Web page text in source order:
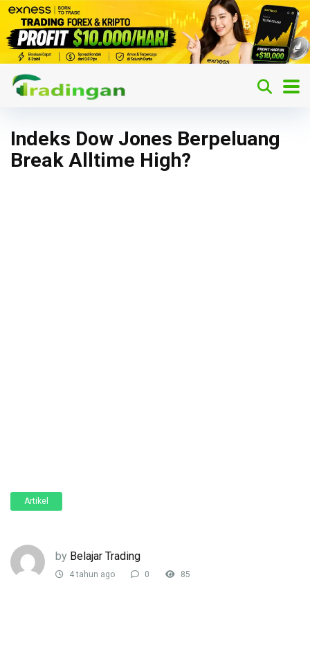
Indeks Dow Jones Berpeluang
Break Alltime High?
Artikel
by Belajar Trading
4 tahun ago 0 85